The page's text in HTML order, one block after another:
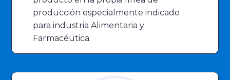
producción especialmente indicado
para industria Alimentaria y
Farmacéutica.